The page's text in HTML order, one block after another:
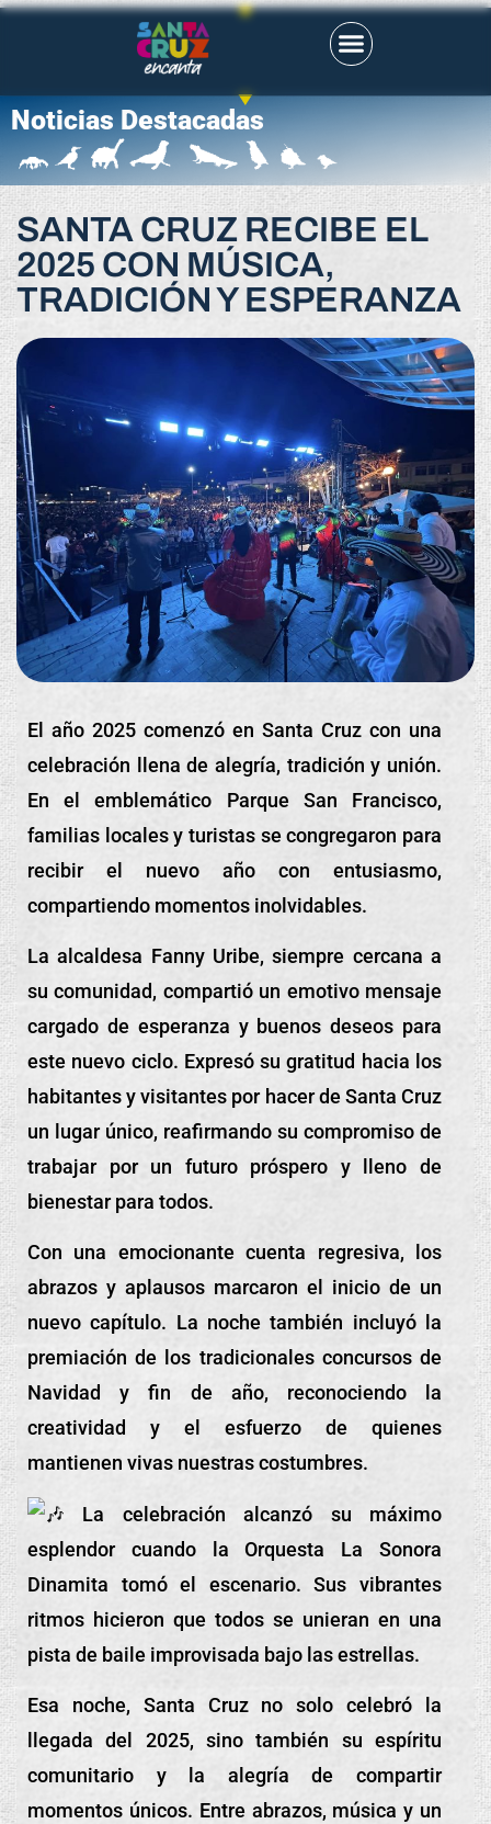
Noticias Destacadas
SANTA CRUZ RECIBE EL
2025 CON MÚSICA,
TRADICIÓN Y ESPERANZA
El año 2025 comenzó en Santa Cruz con una
celebración llena de alegría, tradición y unión.
En el emblemático Parque San Francisco,
familias locales y turistas se congregaron para
recibir el nuevo año con entusiasmo,
compartiendo momentos inolvidables.
La alcaldesa Fanny Uribe, siempre cercana a
su comunidad, compartió un emotivo mensaje
cargado de esperanza y buenos deseos para
este nuevo ciclo. Expresó su gratitud hacia los
habitantes y visitantes por hacer de Santa Cruz
un lugar único, reafirmando su compromiso de
trabajar por un futuro próspero y lleno de
bienestar para todos.
Con una emocionante cuenta regresiva, los
abrazos y aplausos marcaron el inicio de un
nuevo capítulo. La noche también incluyó la
premiación de los tradicionales concursos de
Navidad y fin de año, reconociendo la
creatividad y el esfuerzo de quienes
mantienen vivas nuestras costumbres.
La celebración alcanzó su máximo
esplendor cuando la Orquesta La Sonora
Dinamita tomó el escenario. Sus vibrantes
ritmos hicieron que todos se unieran en una
pista de baile improvisada bajo las estrellas.
Esa noche, Santa Cruz no solo celebró la
llegada del 2025, sino también su espíritu
comunitario y la alegría de compartir
momentos únicos. Entre abrazos, música y un